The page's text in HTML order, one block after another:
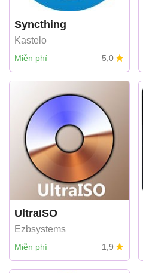
Syncthing
Kastelo
Miễn phí 5,0
UltraISO
Ezbsystems
Miễn phí 1,9